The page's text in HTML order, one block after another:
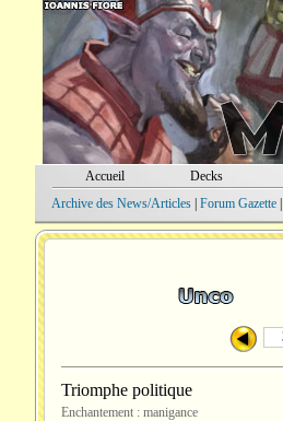
Accueil Decks
Archive des News/Articles| Forum Gazette|
Triomphe politique
Enchantement : manigance